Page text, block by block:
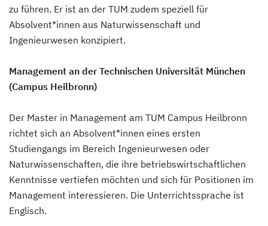
zu führen. Er ist an der TUM zudem speziell für
Absolvent*innen aus Naturwissenschaft und
Ingenieurwesen konzipiert.
Management an der Technischen Universität München
(Campus Heilbronn)
Der Master in Management am TUM Campus Heilbronn
richtet sich an Absolvent*innen eines ersten
Studiengangs im Bereich Ingenieurwesen oder
Naturwissenschaften, die ihre betriebswirtschaftlichen
Kenntnisse vertiefen möchten und sich für Positionen im
Management interessieren. Die Unterrichtssprache ist
Englisch.